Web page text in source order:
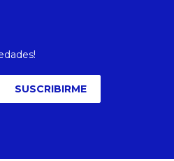
SUSCRIBIRME